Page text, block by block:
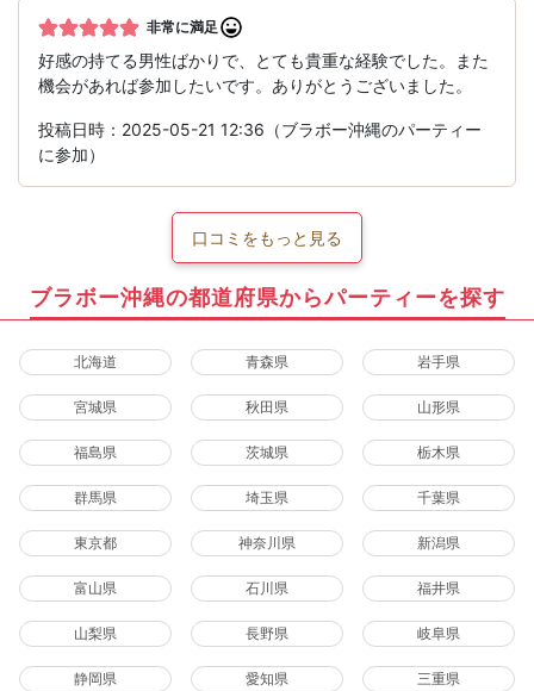
非常に満足
好感の持てる男性ばかりで、とても貴重な経験でした。また
機会があれば参加したいです。ありがとうございました。
投稿日時：2025-05-21 12:36（ブラボー沖縄のパーティー
に参加）
口コミをもっと見る
ブラボー沖縄の都道府県からパーティーを探す
北海道 青森県 岩手県
宮城県 秋田県 山形県
福島県 茨城県 栃木県
群馬県 埼玉県 千葉県
東京都 神奈川県 新潟県
富山県 石川県 福井県
山梨県 長野県 岐阜県
静岡県 愛知県 三重県